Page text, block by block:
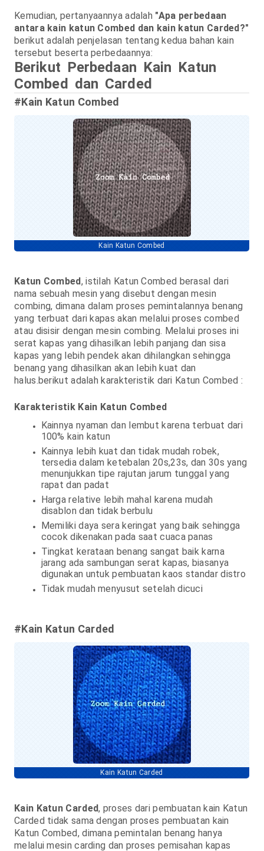
Kemudian, pertanyaannya adalah "Apa perbedaan
antara kain katun Combed dan kain katun Carded?"
berikut adalah penjelasan tentang kedua bahan kain
tersebut beserta perbedaannya:
Berikut Perbedaan Kain Katun
Combed dan Carded
#Kain Katun Combed
Kain Katun Combed
Katun Combed, istilah Katun Combed berasal dari
nama sebuah mesin yang disebut dengan mesin
combing, dimana dalam proses pemintalannya benang
yang terbuat dari kapas akan melalui proses combed
atau disisir dengan mesin combing. Melalui proses ini
serat kapas yang dihasilkan lebih panjang dan sisa
kapas yang lebih pendek akan dihilangkan sehingga
benang yang dihasilkan akan lebih kuat dan
halus.berikut adalah karakteristik dari Katun Combed :
Karakteristik Kain Katun Combed
Kainnya nyaman dan lembut karena terbuat dari
100% kain katun
Kainnya lebih kuat dan tidak mudah robek,
tersedia dalam ketebalan 20s,23s, dan 30s yang
menunjukkan tipe rajutan jarum tunggal yang
rapat dan padat
Harga relative lebih mahal karena mudah
disablon dan tidak berbulu
Memiliki daya sera keringat yang baik sehingga
cocok dikenakan pada saat cuaca panas
Tingkat kerataan benang sangat baik karna
jarang ada sambungan serat kapas, biasanya
digunakan untuk pembuatan kaos standar distro
Tidak mudah menyusut setelah dicuci
#Kain Katun Carded
Kain Katun Carded
Kain Katun Carded, proses dari pembuatan kain Katun
Carded tidak sama dengan proses pembuatan kain
Katun Combed, dimana pemintalan benang hanya
melalui mesin carding dan proses pemisahan kapas